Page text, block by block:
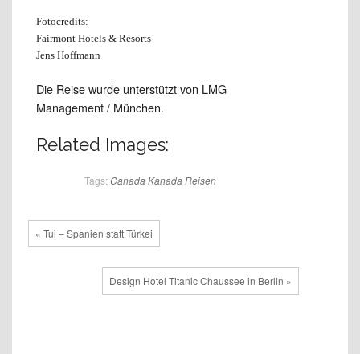
Fotocredits:
Fairmont Hotels & Resorts
Jens Hoffmann
Die Reise wurde unterstützt von LMG
Management / München.
Related Images:
Tags: Canada Kanada Reisen
« Tui – Spanien statt Türkei
Design Hotel Titanic Chaussee in Berlin »